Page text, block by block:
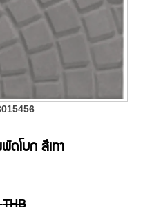
ดโบก สีเทา
THB